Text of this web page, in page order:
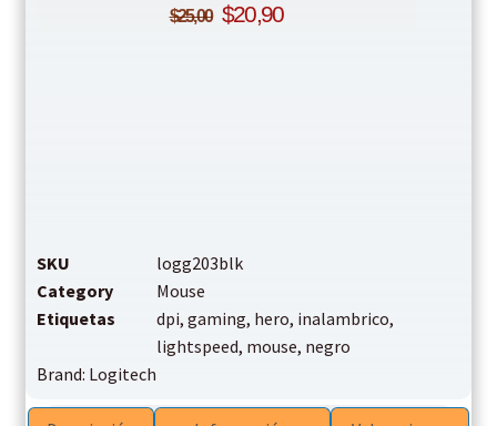
$25,00 $20,90
SKU
logg203blk
Category
Mouse
Etiquetas
dpi, gaming, hero, inalambrico,
lightspeed, mouse, negro
Brand: Logitech